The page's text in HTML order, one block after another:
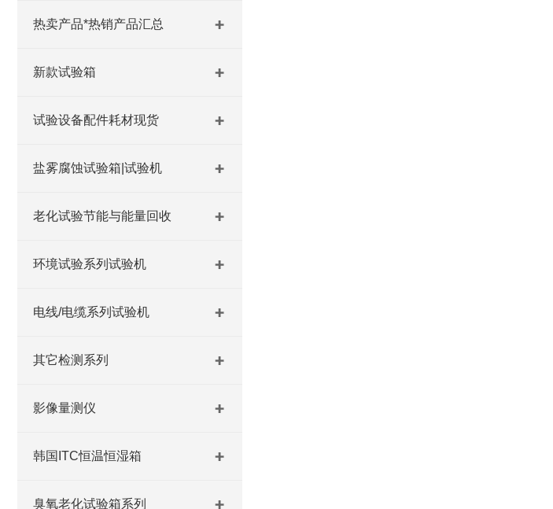
热卖产品*热销产品汇总
新款试验箱
试验设备配件耗材现货
盐雾腐蚀试验箱|试验机
老化试验节能与能量回收
环境试验系列试验机
电线/电缆系列试验机
其它检测系列
影像量测仪
韩国ITC恒温恒湿箱
臭氧老化试验箱系列